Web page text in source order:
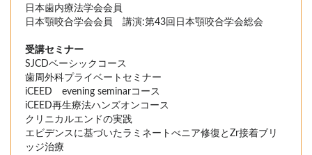
日本歯内療法学会会員
日本顎咬合学会会員 講演:第43回日本顎咬合学会総会
受講セミナー
SJCDベーシックコース
歯周外科プライベートセミナー
iCEED evening seminarコース
iCEED再生療法ハンズオンコース
クリニカルエンドの実践
エビデンスに基づいたラミネートべニア修復とZr接着ブリ
ッジ治療